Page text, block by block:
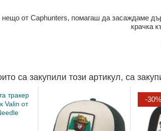
нещо от Caphunters, помагаш да засаждаме
крачка
са закупили този артикул, са
-30%